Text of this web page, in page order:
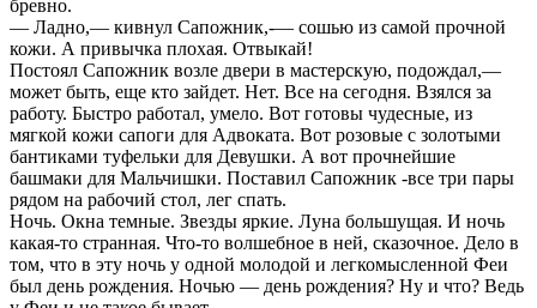
бревно.
— Ладно,— кивнул Сапожник,-— сошью из самой прочной
кожи. А привычка плохая. Отвыкай!
Постоял Сапожник возле двери в мастерскую, подождал,—
может быть, еще кто зайдет. Нет. Все на сегодня. Взялся за
работу. Быстро работал, умело. Вот готовы чудесные, из
мягкой кожи сапоги для Адвоката. Вот розовые с золотыми
бантиками туфельки для Девушки. А вот прочнейшие
башмаки для Мальчишки. Поставил Сапожник -все три пары
рядом на рабочий стол, лег спать.
Ночь. Окна темные. Звезды яркие. Луна большущая. И ночь
какая-то странная. Что-то волшебное в ней, сказочное. Дело в
том, что в эту ночь у одной молодой и легкомысленной Феи
был день рождения. Ночью — день рождения? Ну и что? Ведь